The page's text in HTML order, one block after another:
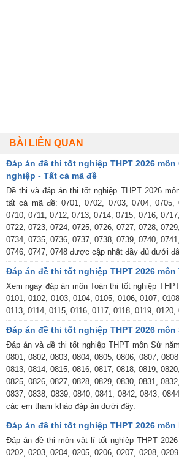
BÀI LIÊN QUAN
Đáp án đề thi tốt nghiệp THPT 2026
nghiệp - Tất cả mã đề
Đề thi và đáp án thi tốt nghiệp THPT 2026
tất cả mã đề: 0701, 0702, 0703, 0704, 0705,
0710, 0711, 0712, 0713, 0714, 0715, 0716,
0722, 0723, 0724, 0725, 0726, 0727, 0728,
0734, 0735, 0736, 0737, 0738, 0739, 0740,
0746, 0747, 0748 được cập nhật đầy đủ dưới
Đáp án đề thi tốt nghiệp THPT 2026 môn
Xem ngay đáp án môn Toán thi tốt nghiệp
0101, 0102, 0103, 0104, 0105, 0106, 0107,
0113, 0114, 0115, 0116, 0117, 0118, 0119,
Đáp án đề thi tốt nghiệp THPT 2026 môn
Đáp án và đề thi tốt nghiệp THPT môn Sử
0801, 0802, 0803, 0804, 0805, 0806, 0807,
0813, 0814, 0815, 0816, 0817, 0818, 0819,
0825, 0826, 0827, 0828, 0829, 0830, 0831,
0837, 0838, 0839, 0840, 0841, 0842, 0843,
các em tham khảo đáp án dưới đây.
Đáp án đề thi tốt nghiệp THPT 2026 môn
Đáp án đề thi môn vật lí tốt nghiệp THPT
0202, 0203, 0204, 0205, 0206, 0207, 0208,